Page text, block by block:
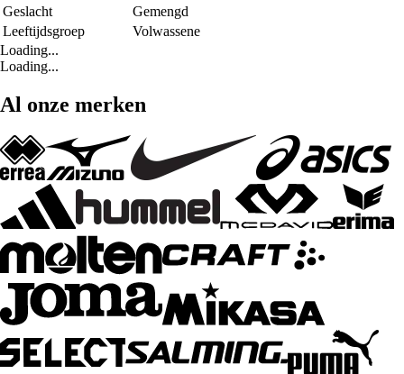
Geslacht
Gemengd
Leeftijdsgroep
Volwassene
Loading...
Loading...
Al onze merken